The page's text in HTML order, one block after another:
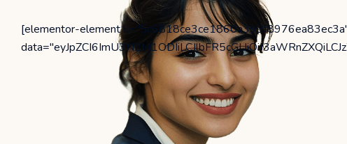
[elementor-element